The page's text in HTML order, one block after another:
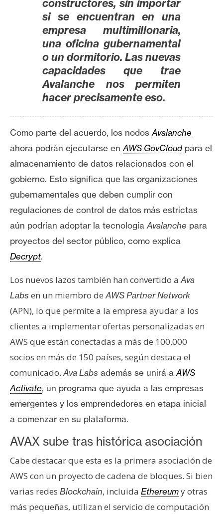
constructores, sin importar
si se encuentran en una
empresa multimillonaria,
una oficina gubernamental
o un dormitorio. Las nuevas
capacidades que trae
Avalanche nos permiten
hacer precisamente eso.
Como parte del acuerdo, los nodosAvalanche
ahora podrán ejecutarse enAWS GovCloudpara el
almacenamiento de datos relacionados con el
gobierno. Esto significa que las organizaciones
gubernamentales que deben cumplir con
regulaciones de control de datos más estrictas
aún podrían adoptar la tecnologíaAvalanche para
proyectos del sector público, como explica
Decrypt.
Los nuevos lazos también han convertido aAva
Labs en un miembro deAWS Partner Network
(APN), lo que permite a la empresa ayudar a los
clientes a implementar ofertas personalizadas en
AWS que están conectadas a más de 100.000
socios en más de 150 países, según destaca el
comunicado.Ava Labs además se unirá aAWS
Activate, un programa que ayuda a las empresas
emergentes y los emprendedores en etapa inicial
a comenzar en su plataforma.
AVAX sube tras histórica asociación
Cabe destacar que esta es la primera asociación de
AWS con un proyecto de cadena de bloques. Si bien
varias redes Blockchain, incluida Ethereumy otras
más pequeñas, utilizan el servicio de computación